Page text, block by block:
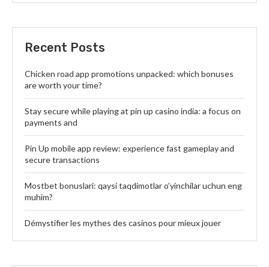
Recent Posts
Chicken road app promotions unpacked: which bonuses
are worth your time?
Stay secure while playing at pin up casino india: a focus on
payments and
Pin Up mobile app review: experience fast gameplay and
secure transactions
Mostbet bonuslari: qaysi taqdimotlar o’yinchilar uchun eng
muhim?
Démystifier les mythes des casinos pour mieux jouer